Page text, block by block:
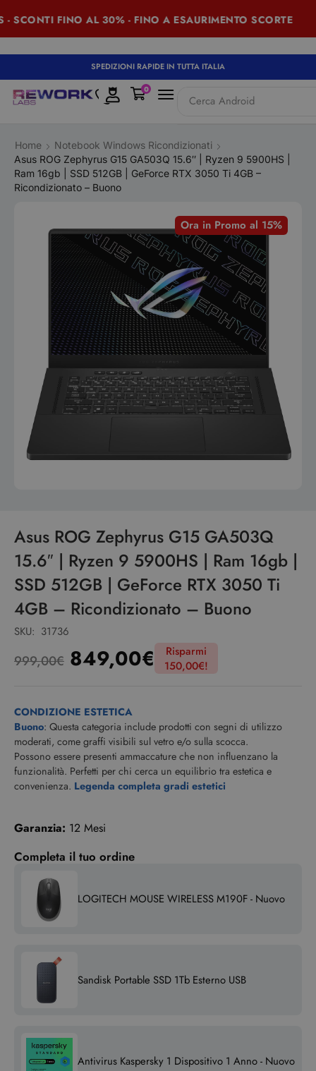
SCONTI FINO AL 30% - FINO A ESAURIMENTO SCORTE
SPEDIZIONI RAPIDE IN TUTTA ITALIA
Cerca Android
0
Home
Notebook Windows Ricondizionati
Asus ROG Zephyrus G15 GA503Q 15.6″ | Ryzen 9 5900HS |
Ram 16gb | SSD 512GB | GeForce RTX 3050 Ti 4GB –
Ricondizionato – Buono
Ora in Promo al 15%
Asus ROG Zephyrus G15 GA503Q
15.6″ | Ryzen 9 5900HS | Ram 16gb |
SSD 512GB | GeForce RTX 3050 Ti
4GB – Ricondizionato – Buono
SKU: 31736
999,00€ 849,00€
Risparmi
150,00€!
CONDIZIONE ESTETICA
Buono: Questa categoria include prodotti con segni di utilizzo
moderati, come graffi visibili sul vetro e/o sulla scocca.
Possono essere presenti ammaccature che non influenzano la
funzionalità. Perfetti per chi cerca un equilibrio tra estetica e
convenienza. Legenda completa gradi estetici
Garanzia: 12 Mesi
Completa il tuo ordine
LOGITECH MOUSE WIRELESS M190F - Nuovo
Sandisk Portable SSD 1Tb Esterno USB
Antivirus Kaspersky 1 Dispositivo 1 Anno - Nuovo